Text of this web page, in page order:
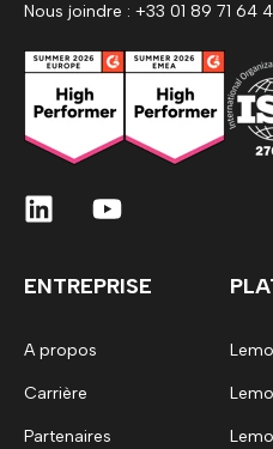
Nous joindre : +33 01 89 71 64
ENTREPRISE
A propos
Carrière
Partenaires